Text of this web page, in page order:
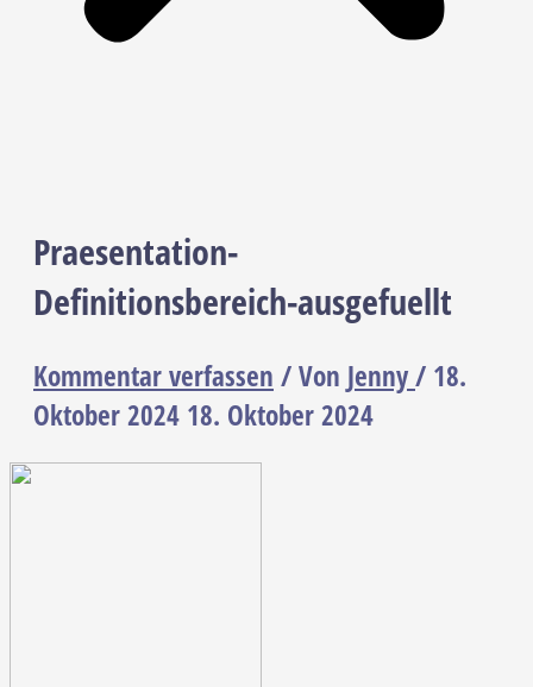
Praesentation-
Definitionsbereich-ausgefuellt
Kommentar verfassen / Von Jenny/ 18.
Oktober 2024 18. Oktober 2024